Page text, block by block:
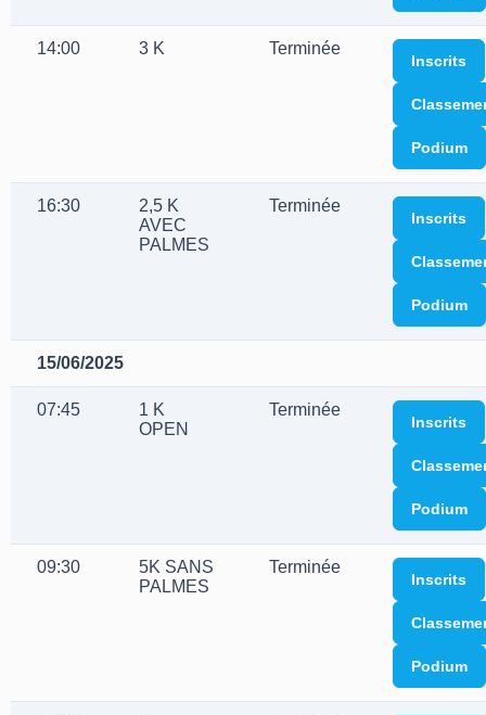
14:00 3 K Terminée
Inscrits
Podium
16:30
2,5 K
AVEC
PALMES
Terminée
Inscrits
Podium
15/06/2025
07:45
1 K
OPEN
Terminée
Inscrits
Podium
09:30
5K SANS
PALMES
Terminée
Inscrits
Podium